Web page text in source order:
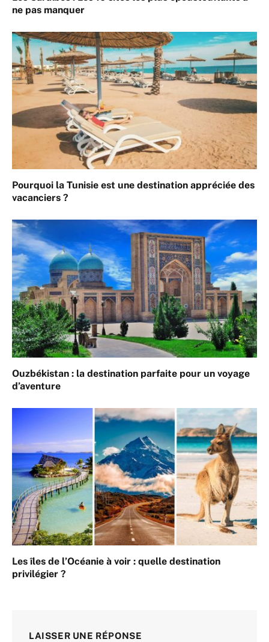
ne pas manquer
Pourquoi la Tunisie est une destination appréciée des
vacanciers ?
Ouzbékistan : la destination parfaite pour un voyage
d’aventure
Les îles de l’Océanie à voir : quelle destination
privilégier ?
LAISSER UNE RÉPONSE